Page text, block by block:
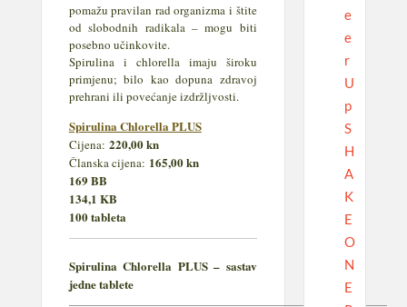
pomažu pravilan rad organizma i štite
od slobodnih radikala – mogu biti
posebno učinkovite.
Spirulina i chlorella imaju široku
primjenu; bilo kao dopuna zdravoj
prehrani ili povećanje izdržljvosti.
Spirulina Chlorella PLUS
Cijena: 220,00 kn
Članska cijena: 165,00 kn
169 BB
134,1 KB
100 tableta
Spirulina Chlorella PLUS – sastav
jedne tablete
e
e
r
U
p
S
H
A
K
E
O
N
E